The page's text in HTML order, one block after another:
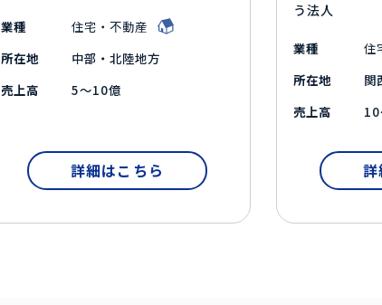
業種
住宅・不動産
所在地
中部・北陸地方
売上高
5～10億
詳細はこちら
う法人
業種
住
所在地
関
売上高
詳